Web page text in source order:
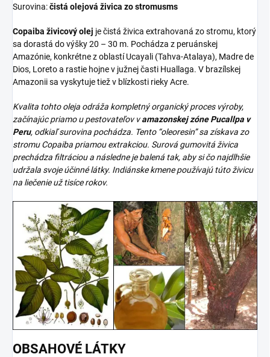
Surovina:čistá olejová živica zo stromusms
Copaiba živicový olej je čistá živica extrahovaná zo stromu, ktorý
sa dorastá do výšky 20 – 30 m. Pochádza z peruánskej
Amazónie, konkrétne z oblastí Ucayali (Tahva-Atalaya), Madre de
Dios, Loreto a rastie hojne v južnej časti Huallaga. V brazílskej
Amazonii sa vyskytuje tiež v blízkosti rieky Acre.
Kvalita tohto oleja odráža kompletný organický proces výroby,
začínajúc priamo u pestovateľov vamazonskej zóne Pucallpa v
Peru, odkiaľ surovina pochádza. Tento “oleoresin” sa získava zo
stromu Copaiba priamou extrakciou. Surová gumovitá živica
prechádza filtráciou a následne je balená tak, aby si čo najdlhšie
udržala svoje účinné látky. Indiánske kmene používajú túto živicu
na liečenie už tisíce rokov.
OBSAHOVÉ LÁTKY